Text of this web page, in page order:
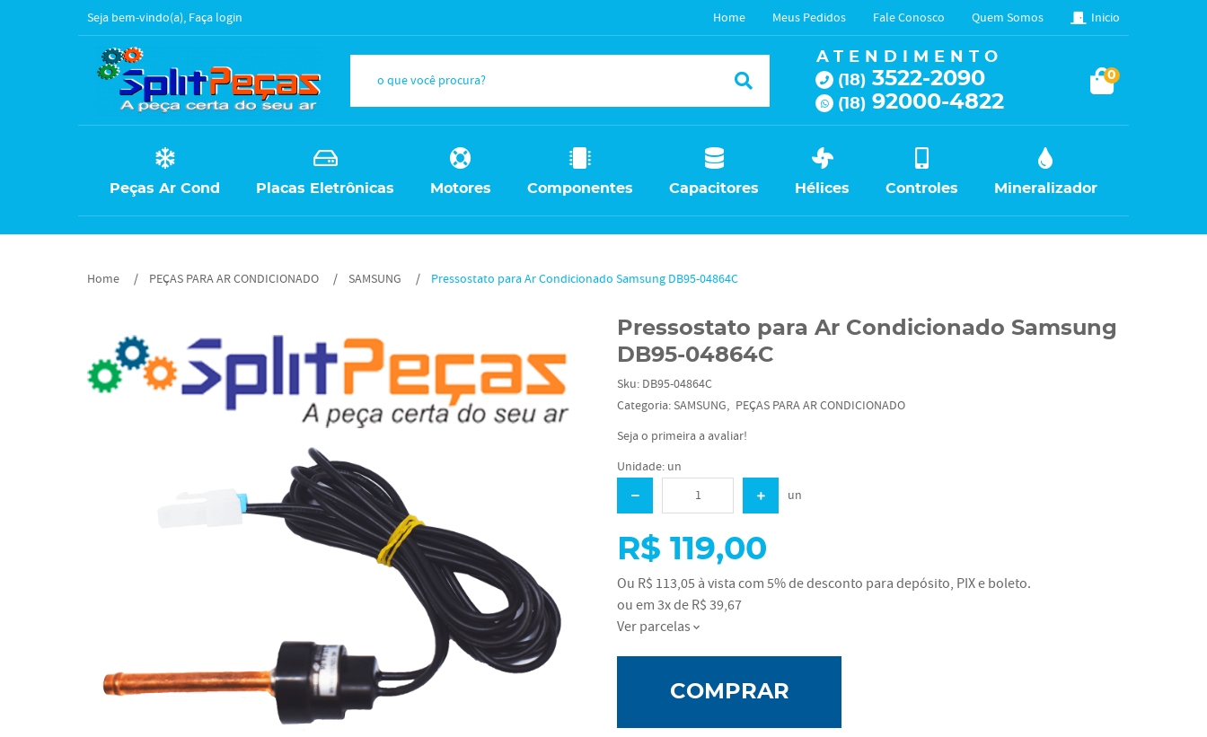
Seja bem-vindo(a), Faça login Home Meus Pedidos Fale Conosco Quem Somos Inicio
ATENDIMENTO
(18) 3522-2090
(18) 92000-4822
0
Peças Ar Cond Placas Eletrônicas Motores Componentes Capacitores Hélices Controles Mineralizador
Home PEÇAS PARA AR CONDICIONADO SAMSUNG Pressostato para Ar Condicionado Samsung DB95-04864C
Pressostato para Ar Condicionado Samsung
DB95-04864C
Sku: DB95-04864C
Categoria: SAMSUNG
PEÇAS PARA AR CONDICIONADO
Seja o primeira a avaliar!
Unidade: un
un
R$ 119,00
Ou R$ 113,05 à vista com5%de desconto para depósito, PIX e boleto.
ou em3xdeR$ 39,67
Ver parcelas
COMPRAR